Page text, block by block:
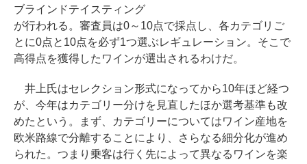
ブラインドテイスティング
が行われる。審査員は0～10点で採点し、各カテゴリご
とに0点と10点を必ず1つ選ぶレギュレーション。そこで
高得点を獲得したワインが選出されるわけだ。
井上氏はセレクション形式になってから10年ほど経つ
が、今年はカテゴリー分けを見直したほか選考基準も改
めたという。まず、カテゴリーについてはワイン産地を
欧米路線で分離することにより、さらなる細分化が進め
られた。つまり乗客は行く先によって異なるワインを楽